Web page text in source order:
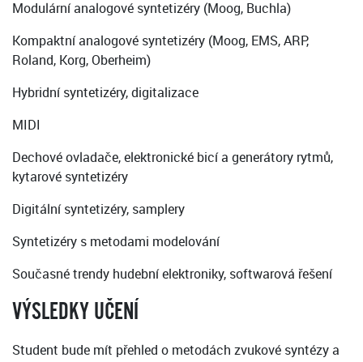
Modulární analogové syntetizéry (Moog, Buchla)
Kompaktní analogové syntetizéry (Moog, EMS, ARP,
Roland, Korg, Oberheim)
Hybridní syntetizéry, digitalizace
MIDI
Dechové ovladače, elektronické bicí a generátory rytmů,
kytarové syntetizéry
Digitální syntetizéry, samplery
Syntetizéry s metodami modelování
Současné trendy hudební elektroniky, softwarová řešení
VÝSLEDKY UČENÍ
Student bude mít přehled o metodách zvukové syntézy a